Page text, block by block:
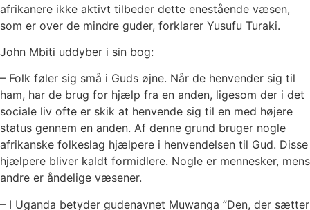
afrikanere ikke aktivt tilbeder dette enestående væsen,
som er over de mindre guder, forklarer Yusufu Turaki.
John Mbiti uddyber i sin bog:
– Folk føler sig små i Guds øjne. Når de henvender sig til
ham, har de brug for hjælp fra en anden, ligesom der i det
sociale liv ofte er skik at henvende sig til en med højere
status gennem en anden. Af denne grund bruger nogle
afrikanske folkeslag hjælpere i henvendelsen til Gud. Disse
hjælpere bliver kaldt formidlere. Nogle er mennesker, mens
andre er åndelige væsener.
– I Uganda betyder gudenavnet Muwanga ”Den, der sætter